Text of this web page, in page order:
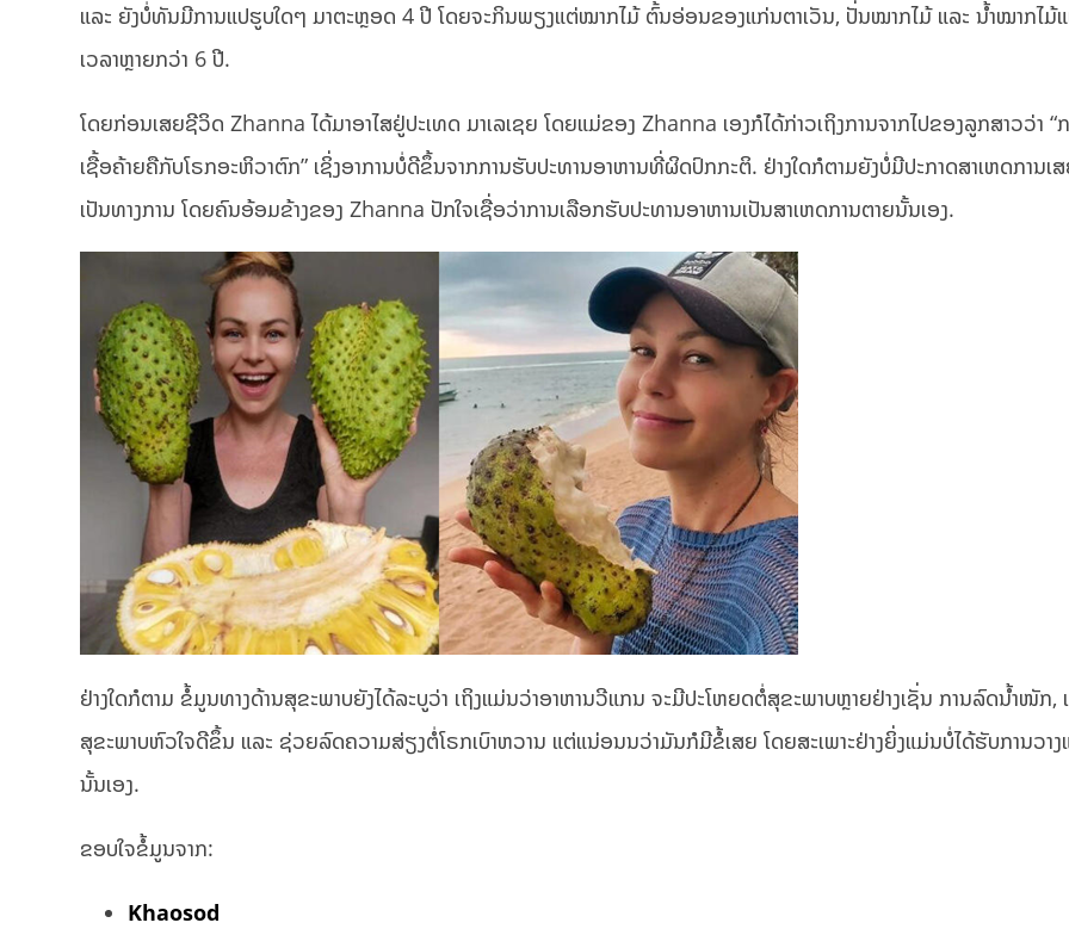
ແລະ ຍັງບໍ່ທັນມີການແປຮູບໃດໆ ມາຕະຫຼອດ 4 ປີ ໂດຍຈະກິນພຽງແຕ່ໝາກໄມ້ ຕົ້ນອ່ອນຂອງແກ່ນຕາເວັນ, ປັ່ນໝາກໄມ້ ແລະ ນ້ຳໝາກໄມ້
ເວລາຫຼາຍກວ່າ 6 ປີ.
ໂດຍກ່ອນເສຍຊີວິດ Zhanna ໄດ້ມາອາໄສຢູ່ປະເທດ ມາເລເຊຍ ໂດຍແມ່ຂອງ Zhanna ເອງກໍໄດ້ກ່າວເຖິງການຈາກໄປຂອງລູກສາວວ່າ “
ເຊື້ອຄ້າຍຄືກັບໂຣກອະຫິວາຕົກ” ເຊິ່ງອາການບໍ່ດີຂຶ້ນຈາກການຮັບປະທານອາຫານທີ່ຜິດປົກກະຕິ. ຢ່າງໃດກໍຕາມຍັງບໍ່ມີປະກາດສາເຫດການເ
ເປັນທາງການ ໂດຍຄົນອ້ອມຂ້າງຂອງ Zhanna ປັກໃຈເຊື່ອວ່າການເລືອກຮັບປະທານອາຫານເປັນສາເຫດການຕາຍນັ້ນເອງ.
ຢ່າງໃດກໍຕາມ ຂໍ້ມູນທາງດ້ານສຸຂະພາບຍັງໄດ້ລະບູວ່າ ເຖິງແມ່ນວ່າອາຫານວີແກນ ຈະມີປະໂຫຍດຕໍ່ສຸຂະພາບຫຼາຍຢ່າງເຊັ່ນ ການລົດນ້ຳໜັກ,
ສຸຂະພາບຫົວໃຈດີຂຶ້ນ ແລະ ຊ່ວຍລົດຄວາມສ່ຽງຕໍ່ໂຣກເບົາຫວານ ແຕ່ແນ່ອນນວ່າມັນກໍມີຂໍ້ເສຍ ໂດຍສະເພາະຢ່າງຍິ່ງແມ່ນບໍ່ໄດ້ຮັບການວາ
ນັ້ນເອງ.
ຂອບໃຈຂໍ້ມູນຈາກ:
Khaosod